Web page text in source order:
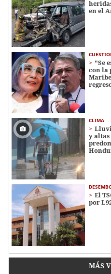
en el
"Se
con la
CLIMA
y
El
por
MÁS